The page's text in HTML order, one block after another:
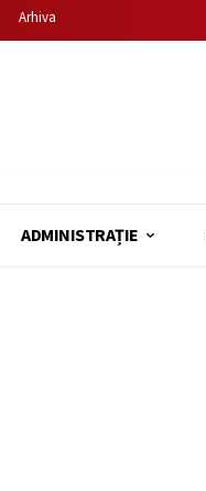
Arhiva
ADMINISTRAȚIE